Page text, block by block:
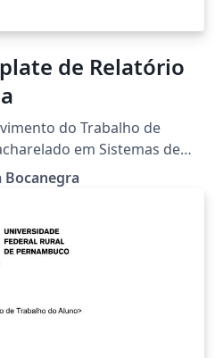
de Relatório
do Trabalho de
em Sistemas de
empresa.
Bocanegra